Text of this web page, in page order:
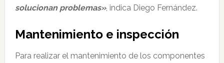
solucionan problemas», indica Diego Fernández.
Mantenimiento e inspección
Para realizar el mantenimiento de los componentes